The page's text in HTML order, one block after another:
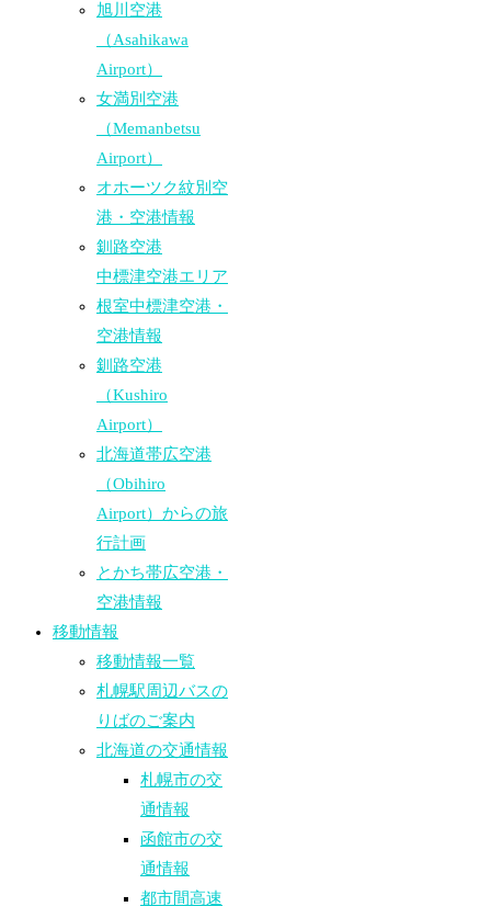
旭川空港
（Asahikawa
Airport）
女満別空港
（Memanbetsu
Airport）
オホーツク紋別空
港・空港情報
釧路空港
中標津空港エリア
根室中標津空港・
空港情報
釧路空港
（Kushiro
Airport）
北海道帯広空港
（Obihiro
Airport）からの旅
行計画
とかち帯広空港・
空港情報
移動情報
移動情報一覧
札幌駅周辺バスの
りばのご案内
北海道の交通情報
札幌市の交
通情報
函館市の交
通情報
都市間高速